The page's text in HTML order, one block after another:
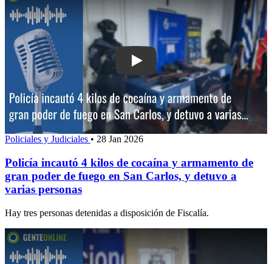
Play: Policía incautó 4 kilos de
Policiales y Judiciales • 28 Jan 2026
Policía incautó 4 kilos de cocaína y armamento de
gran poder de fuego en San Carlos, y detuvo a
varias personas
Hay tres personas detenidas a disposición de Fiscalía.